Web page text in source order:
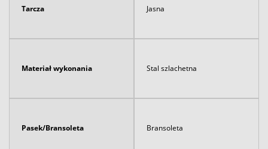
Tarcza Jasna
Materiał wykonania Stal szlachetna
Pasek/Bransoleta Bransoleta